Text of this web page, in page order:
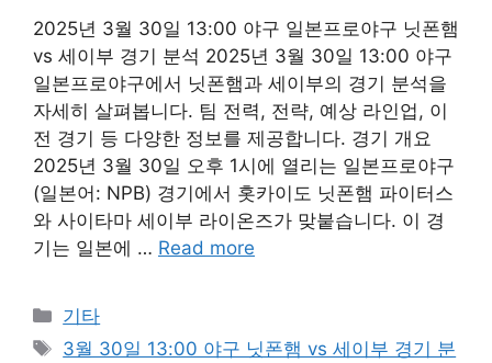
2025년 3월 30일 13:00 야구 일본프로야구 닛폰햄
vs 세이부 경기 분석 2025년 3월 30일 13:00 야구
일본프로야구에서 닛폰햄과 세이부의 경기 분석을
자세히 살펴봅니다. 팀 전력, 전략, 예상 라인업, 이
전 경기 등 다양한 정보를 제공합니다. 경기 개요
2025년 3월 30일 오후 1시에 열리는 일본프로야구
(일본어: NPB) 경기에서 홋카이도 닛폰햄 파이터스
와 사이타마 세이부 라이온즈가 맞붙습니다. 이 경
기는 일본에 … Read more
Categories
기타
Tags
3월 30일 13:00 야구 닛폰햄 vs 세이부 경기 분